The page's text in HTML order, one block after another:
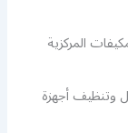
المركزية
أجهزة